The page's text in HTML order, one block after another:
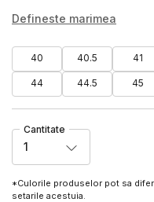
Defineste marimea
40 40.5 41
44 44.5 45
Cantitate
1
*Culorile produselor pot sa
setarile acestuia.